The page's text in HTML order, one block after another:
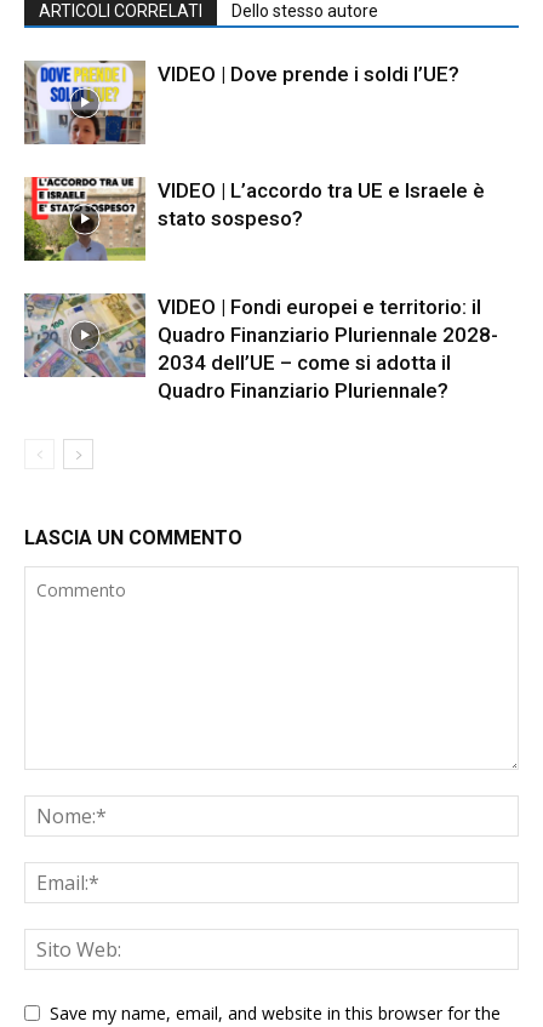
ARTICOLI CORRELATI Dello stesso autore
VIDEO | Dove prende i soldi l’UE?
VIDEO | L’accordo tra UE e Israele è
stato sospeso?
VIDEO | Fondi europei e territorio: il
Quadro Finanziario Pluriennale 2028-
2034 dell’UE – come si adotta il
Quadro Finanziario Pluriennale?
LASCIA UN COMMENTO
Save my name, email, and website in this browser for the